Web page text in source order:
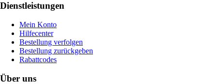
Dienstleistungen
Mein Konto
Hilfecenter
Bestellung verfolgen
Bestellung zurückgeben
Rabattcodes
Über uns